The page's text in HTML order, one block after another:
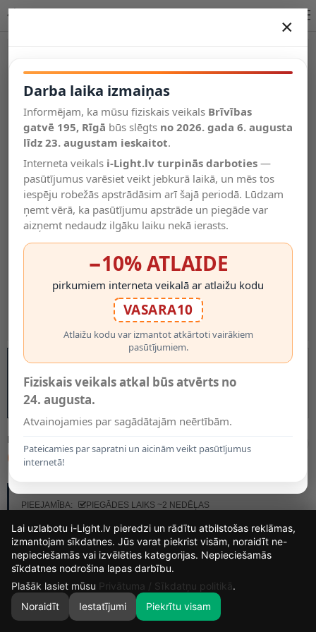
Salīdzināt
Vēlmju
saraksts
Valodas
0
MODELIS:
68.95€
PIEEJAMĪBA:
PIEGĀDES LAIKS ~2 NEDĒĻAS
×
Darba laika izmaiņas
Informējam, ka mūsu fiziskais veikals Brīvības
gatvē 195, Rīgā būs slēgts no 2026. gada 6. augusta
līdz 23. augustam ieskaitot.
Interneta veikals i-Light.lv turpinās darboties —
pasūtījumus varēsiet veikt jebkurā laikā, un mēs tos
iespēju robežās apstrādāsim arī šajā periodā. Lūdzam
ņemt vērā, ka pasūtījumu apstrāde un piegāde var
aizņemt nedaudz ilgāku laiku nekā ierasts.
−10% ATLAIDE
pirkumiem interneta veikalā ar atlaižu kodu
VASARA10
Atlaižu kodu var izmantot atkārtoti vairākiem
pasūtījumiem.
Fiziskais veikals atkal būs atvērts no
24. augusta.
Atvainojamies par sagādātajām neērtībām.
Pateicamies par sapratni un aicinām veikt pasūtījumus
internetā!
14
DIENAS
17
STUNDAS
41
MIN.
50
Lai uzlabotu i-Light.lv pieredzi un rādītu atbilstošas reklāmas,
izmantojam sīkdatnes. Jūs varat piekrist visām, noraidīt ne-
nepieciešamās vai izvēlēties kategorijas. Nepieciešamās
sīkdatnes nodrošina lapas darbību.
Plašāk lasiet mūsu Privātuma / Sīkdatņu politikā.
Noraidīt
Iestatījumi Piekrītu visam